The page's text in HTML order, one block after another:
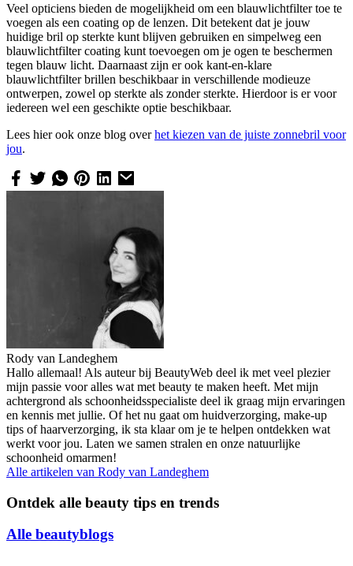
Veel opticiens bieden de mogelijkheid om een blauwlichtfilter toe te
voegen als een coating op de lenzen. Dit betekent dat je jouw
huidige bril op sterkte kunt blijven gebruiken en simpelweg een
blauwlichtfilter coating kunt toevoegen om je ogen te beschermen
tegen blauw licht. Daarnaast zijn er ook kant-en-klare
blauwlichtfilter brillen beschikbaar in verschillende modieuze
ontwerpen, zowel op sterkte als zonder sterkte. Hierdoor is er voor
iedereen wel een geschikte optie beschikbaar.
Lees hier ook onze blog overhet kiezen van de juiste zonnebril voor
jou.
Rody van Landeghem
Hallo allemaal! Als auteur bij BeautyWeb deel ik met veel plezier
mijn passie voor alles wat met beauty te maken heeft. Met mijn
achtergrond als schoonheidsspecialiste deel ik graag mijn ervaringen
en kennis met jullie. Of het nu gaat om huidverzorging, make-up
tips of haarverzorging, ik sta klaar om je te helpen ontdekken wat
werkt voor jou. Laten we samen stralen en onze natuurlijke
schoonheid omarmen!
Alle artikelen van Rody van Landeghem
Ontdek alle beauty tips en trends
Alle beautyblogs